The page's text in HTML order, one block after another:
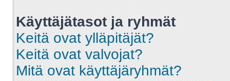
Käyttäjätasot ja ryhmät
Keitä ovat ylläpitäjät?
Keitä ovat valvojat?
Mitä ovat käyttäjäryhmät?